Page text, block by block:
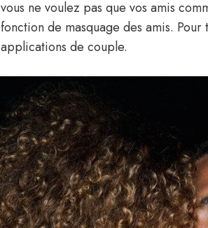
vous ne voulez pas que vos amis
fonction de masquage des amis.
applications de couple.